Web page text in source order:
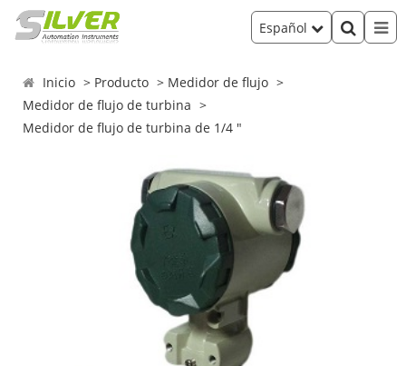
Español
Inicio Producto
Medidor de flujo
Medidor de flujo de turbina
Medidor de flujo de turbina de 1/4 "